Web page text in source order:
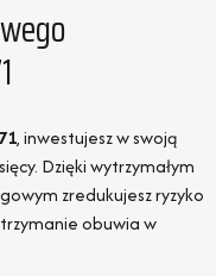
, inwestujesz w swoją
Dzięki wytrzymałym
zredukujesz ryzyko
obuwia w